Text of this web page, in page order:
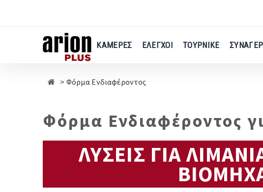
περιεχόμενο
ΚΑΜΕΡΕΣ ΕΛΕΓΧΟΙ ΤΟΥΡΝΙΚΕ
Φόρμα Ενδιαφέροντος
Φόρμα Ενδιαφέροντος
ΛΥΣΕΙΣ ΓΙΑ